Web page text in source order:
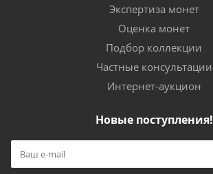
Экспертиза монет
Оценка монет
Подбор коллекции
Частные консультации
Интернет-аукцион
Новые поступления!